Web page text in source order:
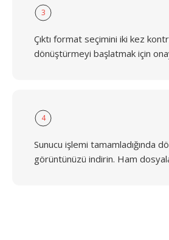
3
Çıktı format seçimini iki kez
dönüştürmeyi başlatmak için
4
Sunucu işlemi tamamladığında
görüntünüzü indirin. Ham